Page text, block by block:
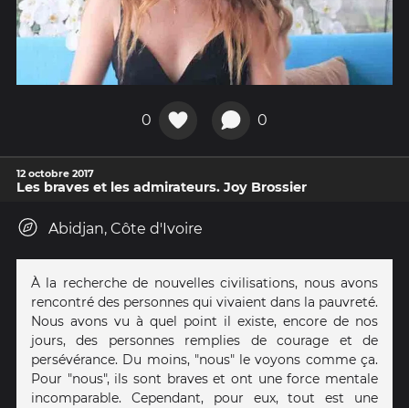
0 0
12 octobre 2017
Les braves et les admirateurs. Joy Brossier
Abidjan, Côte d'Ivoire
À la recherche de nouvelles civilisations, nous avons
rencontré des personnes qui vivaient dans la pauvreté.
Nous avons vu à quel point il existe, encore de nos
jours, des personnes remplies de courage et de
persévérance. Du moins, "nous" le voyons comme ça.
Pour "nous", ils sont braves et ont une force mentale
incomparable. Cependant, pour eux, tout est une